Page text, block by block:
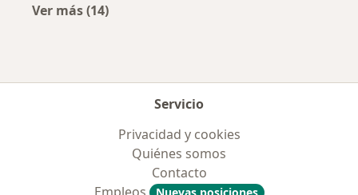
Ver más (14)
Servicio
Privacidad y cookies
Quiénes somos
Contacto